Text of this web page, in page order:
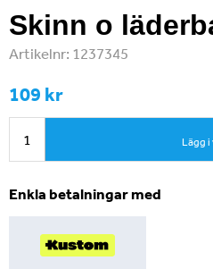
Skinn o
Artikelnr: 1237345
109 kr
Lägg
Enkla betalningar med